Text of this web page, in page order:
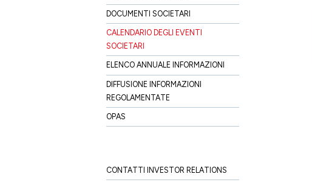
DOCUMENTI SOCIETARI
CALENDARIO DEGLI EVENTI
SOCIETARI
ELENCO ANNUALE INFORMAZIONI
DIFFUSIONE INFORMAZIONI
REGOLAMENTATE
OPAS
CONTATTI INVESTOR RELATIONS